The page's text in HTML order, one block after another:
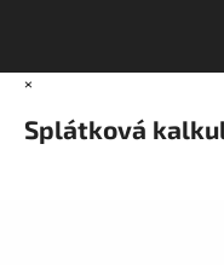
×
Splátková